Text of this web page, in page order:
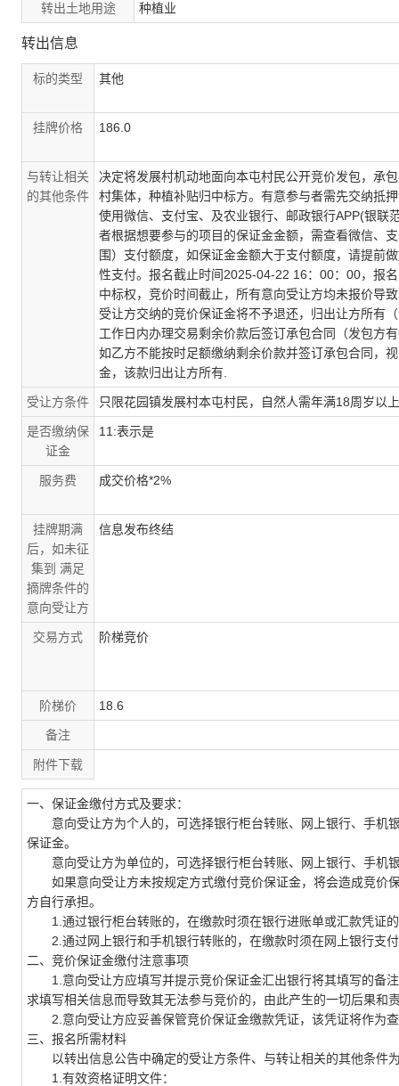
转出土地用途 种植业
转出信息
标的类型 其他
挂牌价格 186.0
与转让相关
的其他条件
决定将发展村机动地面向本屯村民公开竞价发包，承
村集体，种植补贴归中标方。有意参与者需先交纳抵
使用微信、支付宝、及农业银行、邮政银行APP(银联
者根据想要参与的项目的保证金金额，需查看微信、
围）支付额度，如保证金金额大于支付额度，请提前
性支付。报名截止时间2025-04-22 16：00：00，报
中标权，竞价时间截止，所有意向受让方均未报价导
受让方交纳的竞价保证金将不予退还，归出让方所有
工作日内办理交易剩余价款后签订承包合同（发包方
如乙方不能按时足额缴纳剩余价款并签订承包合同，
金，该款归出让方所有.
受让方条件 只限花园镇发展村本屯村民，自然人需年满18周岁以
是否缴纳保
证金
11:表示是
服务费 成交价格*2%
挂牌期满
后，如未征
集到 满足
摘牌条件的
意向受让方
信息发布终结
交易方式 阶梯竞价
阶梯价 18.6
备注
附件下载
一、保证金缴付方式及要求：
意向受让方为个人的，可选择银行柜台转账、网上银行、手机
保证金。
意向受让方为单位的，可选择银行柜台转账、网上银行、手机
如果意向受让方未按规定方式缴付竞价保证金，将会造成竞价
方自行承担。
1.通过银行柜台转账的，在缴款时须在银行进账单或汇款凭证
2.通过网上银行和手机银行转账的，在缴款时须在网上银行支
二、竞价保证金缴付注意事项
1.意向受让方应填写并提示竞价保证金汇出银行将其填写的备
求填写相关信息而导致其无法参与竞价的，由此产生的一切后果和
2.意向受让方应妥善保管竞价保证金缴款凭证，该凭证将作为
三、报名所需材料
以转出信息公告中确定的受让方条件、与转让相关的其他条件
1.有效资格证明文件：